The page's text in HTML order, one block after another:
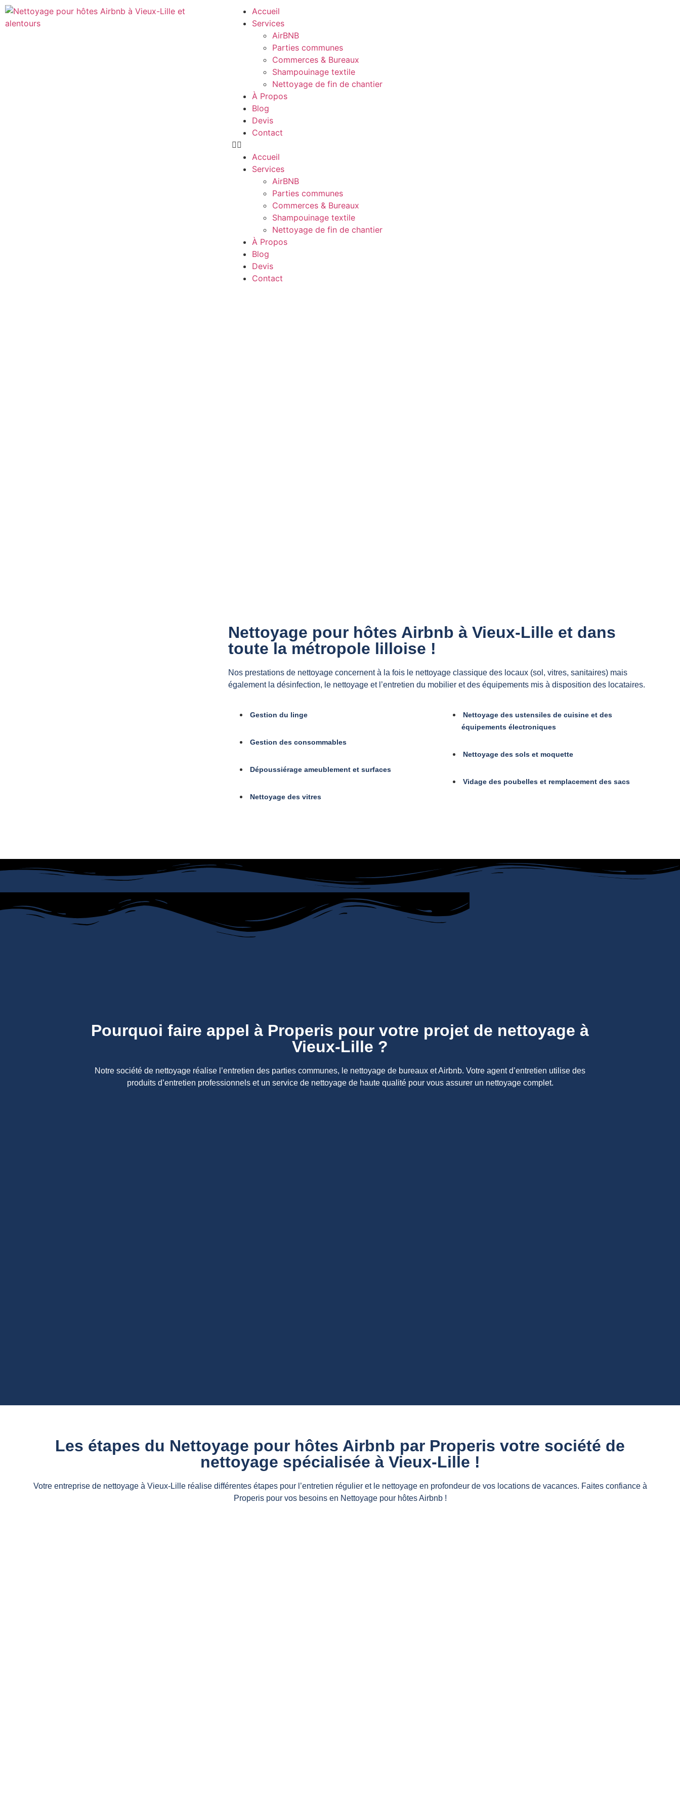
Accueil
Services
AirBNB
Parties communes
Commerces & Bureaux
Shampouinage textile
Nettoyage de fin de chantier
À Propos
Blog
Devis
Contact
Accueil
Services
AirBNB
Parties communes
Commerces & Bureaux
Shampouinage textile
Nettoyage de fin de chantier
À Propos
Blog
Devis
Contact
Nettoyage pour hôtes Airbnb à Vieux-Lille et dans
toute la métropole lilloise !
Nos prestations de nettoyage concernent à la fois le nettoyage classique des locaux (sol, vitres, sanitaires) mais
également la désinfection, le nettoyage et l’entretien du mobilier et des équipements mis à disposition des locataires.
Gestion du linge
Gestion des consommables
Dépoussiérage ameublement et surfaces
Nettoyage des vitres
Nettoyage des ustensiles de cuisine et des
équipements électroniques
Nettoyage des sols et moquette
Vidage des poubelles et remplacement des sacs
Pourquoi faire appel à Properis pour votre projet de nettoyage à
Vieux-Lille ?
Notre société de nettoyage réalise l’entretien des parties communes, le nettoyage de bureaux et Airbnb. Votre agent d’entretien utilise des
produits d’entretien professionnels et un service de nettoyage de haute qualité pour vous assurer un nettoyage complet.
Les étapes du Nettoyage pour hôtes Airbnb par Properis votre société de
nettoyage spécialisée à Vieux-Lille !
Votre entreprise de nettoyage à Vieux-Lille réalise différentes étapes pour l’entretien régulier et le nettoyage en profondeur de vos locations de vacances. Faites confiance à
Properis pour vos besoins en Nettoyage pour hôtes Airbnb !